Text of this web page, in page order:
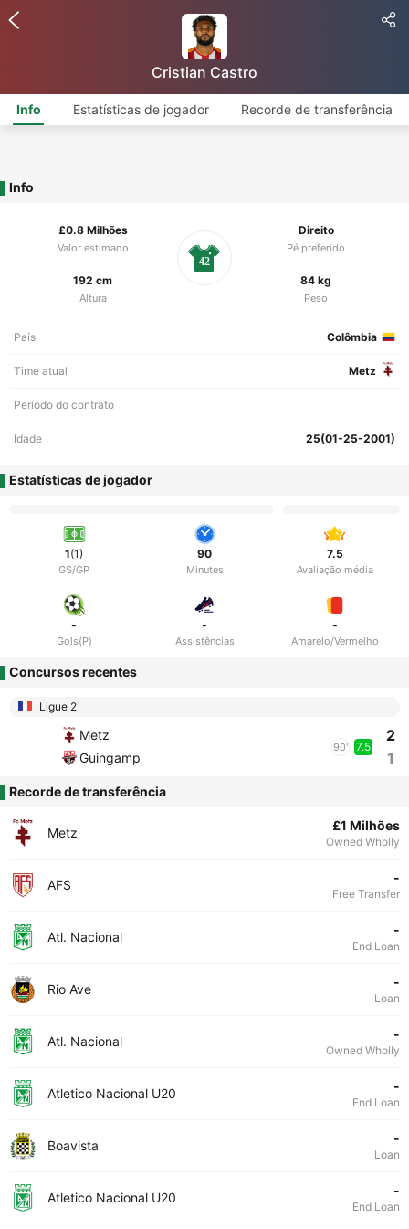
Cristian Castro
Info Estatísticas de jogador Recorde de transferência
Info
£0.8 Milhões
Valor estimado
Direito
Pé preferido
192 cm
Altura
84 kg
Peso
42
País Colômbia
Time atual Metz
Período do contrato
Idade 25(01-25-2001)
Estatísticas de jogador
1(1)
GS/GP
90
Minutes
7.5
Avaliação média
-
Gols(P)
-
Assistências
-
Amarelo/Vermelho
Concursos recentes
Ligue 2
Metz
Guingamp
90' 7.5
2
1
Recorde de transferência
Metz £1 Milhões
Owned Wholly
AFS -
Free Transfer
Atl. Nacional -
End Loan
Rio Ave -
Loan
Atl. Nacional -
Owned Wholly
Atletico Nacional U20 -
End Loan
Boavista -
Loan
Atletico Nacional U20 -
End Loan